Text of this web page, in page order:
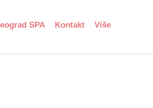
SPA Kontakt Više